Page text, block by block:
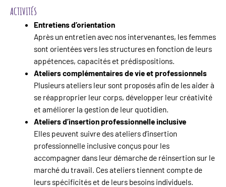
ACTIVITÉS
Entretiens d’orientation
Après un entretien avec nos intervenantes, les femmes
sont orientées vers les structures en fonction de leurs
appétences, capacités et prédispositions.
Ateliers complémentaires de vie et professionnels
Plusieurs ateliers leur sont proposés afin de les aider à
se réapproprier leur corps, développer leur créativité
et améliorer la gestion de leur quotidien.
Ateliers d’insertion professionnelle inclusive
Elles peuvent suivre des ateliers d’insertion
professionnelle inclusive conçus pour les
accompagner dans leur démarche de réinsertion sur le
marché du travail. Ces ateliers tiennent compte de
leurs spécificités et de leurs besoins individuels.